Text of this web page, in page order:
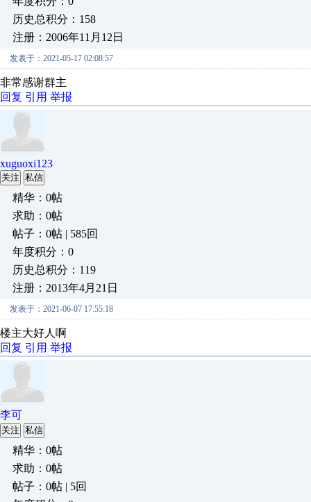
历史总积分：158
注册：2006年11月12日
发表于：2021-05-17 02:08:57
非常感谢群主
回复 引用 举报
xuguoxi123
关注 私信
精华：0帖
求助：0帖
帖子：0帖 | 585回
年度积分：0
历史总积分：119
注册：2013年4月21日
发表于：2021-06-07 17:55:18
楼主大好人啊
回复 引用 举报
李可
关注 私信
精华：0帖
求助：0帖
帖子：0帖 | 5回